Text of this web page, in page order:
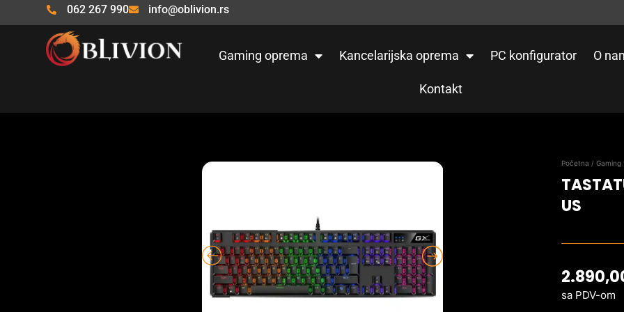
na
062 267 990 info@oblivion.rs
Gaming oprema Kancelarijska oprema PC konfigurator O
Kontakt
Početna /
US
sa PDV-om